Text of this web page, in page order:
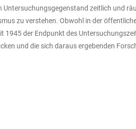
zeitlich und
zu verstehen. Obwohl in der
der Endpunkt des
und die sich daraus ergebenden